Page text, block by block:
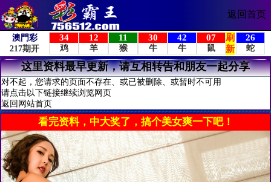
返回首页
这里资料最早更新，请互相转告和朋友一起分享
对不起，您请求的页面不存在、或已被删除、或暂时不可用
请点击以下链接继续浏览网页
返回网站首页
看完资料，中大奖了，搞个美女爽一下吧！